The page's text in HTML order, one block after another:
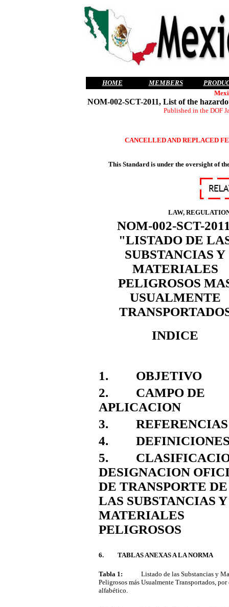
HOME MEMBERS
NOM-002-SCT-2011, List of the
Published in the DOF
CANCELLED AND REPLACED
This Standard is under the oversight of
LAW,
NOM-002-SCT-
"LISTADO DE
SUBSTANCIAS Y
MATERIALES
PELIGROSOS
USUALMENTE
INDICE
1. OBJETIVO
2. CAMPO DE
APLICACION
3. REFERENCIAS
4.
5.
DESIGNACION
DE TRANSPORTE DE
LAS SUBSTANCIAS Y
MATERIALES
PELIGROSOS
6. TABLAS ANEXAS A LA NORMA
Tabla 1: Listado de las Substancias y
Peligrosos más Usualmente Transportados, por
alfabético.